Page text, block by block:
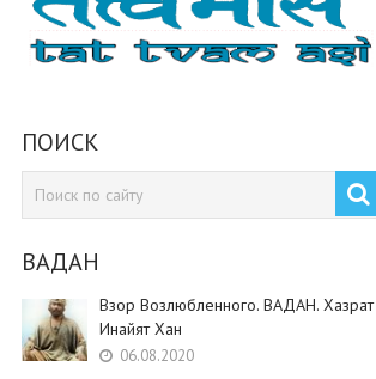
ПОИСК
ВАДАН
Взор Возлюбленного. ВАДАН. Хазрат
Инайят Хан
06.08.2020